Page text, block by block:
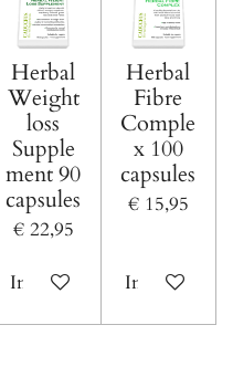
Herbal
Weight
loss
Supple
ment 90
capsules
€ 22,95
In winkelwagen
Herbal
Fibre
Comple
x 100
capsules
€ 15,95
In